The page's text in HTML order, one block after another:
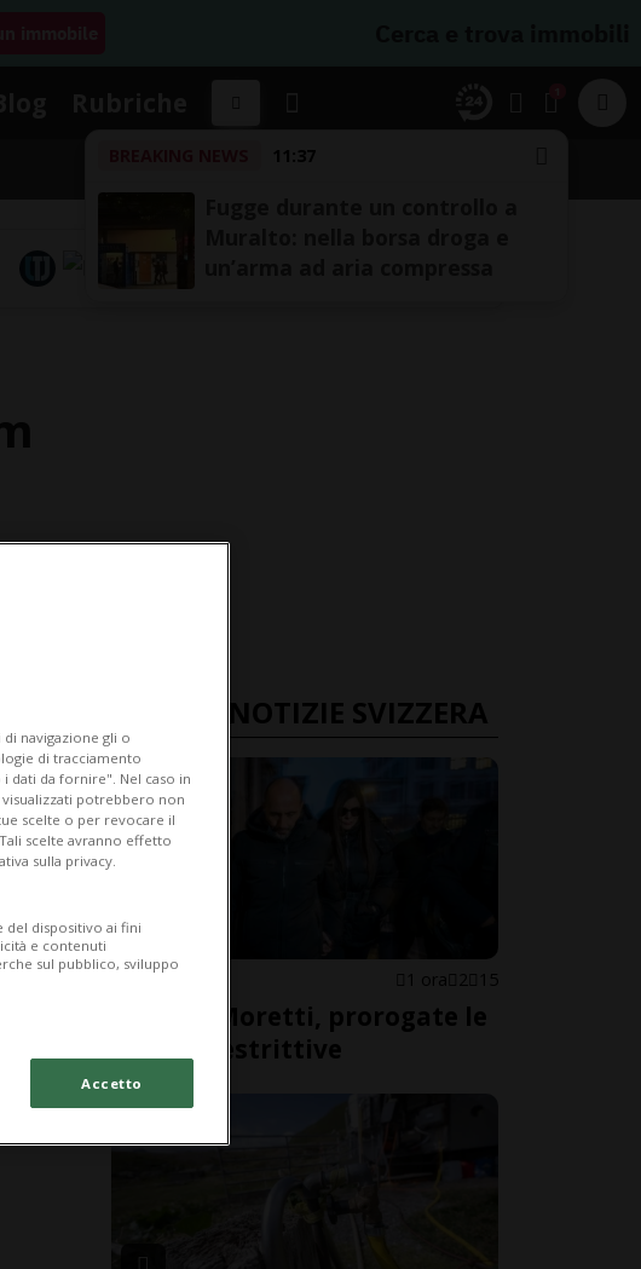
11:37
ULTIME NOTIZIE SVIZZERA
VALLESE 1 ora 2 15
Coniugi Moretti, prorogate le
misure restrittive
navigazione gli o
di tracciamento
dati da fornire". Nel caso in
potrebbero non
scelte o per revocare il
scelte avranno effetto
sulla privacy.
del dispositivo ai fini
e contenuti
sul pubblico, sviluppo
Accetto